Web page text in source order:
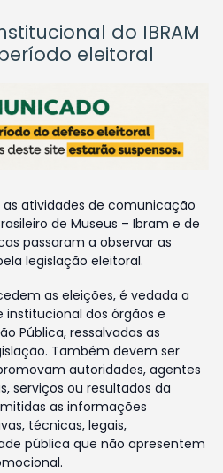
do IBRAM
eleitoral
as atividades de comunicação
de Museus – Ibram e de
passaram a observar as
legislação eleitoral.
as eleições, é vedada a
dos órgãos e
Pública, ressalvadas as
Também devem ser
autoridades, agentes
serviços ou resultados da
as informações
técnicas, legais,
pública que não apresentem